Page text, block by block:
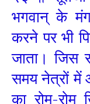
भगवान् के
करने पर भी
जाता। जिस
समय नेत्रों
का रोम-